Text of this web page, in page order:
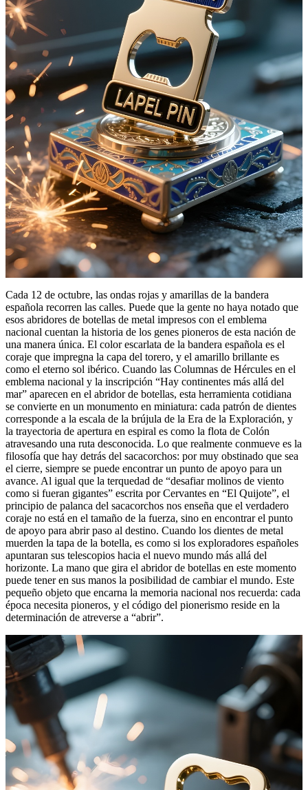
Cada 12 de octubre, las ondas rojas y amarillas de la bandera
española recorren las calles. Puede que la gente no haya notado que
esos abridores de botellas de metal impresos con el emblema
nacional cuentan la historia de los genes pioneros de esta nación de
una manera única. El color escarlata de la bandera española es el
coraje que impregna la capa del torero, y el amarillo brillante es
como el eterno sol ibérico. Cuando las Columnas de Hércules en el
emblema nacional y la inscripción “Hay continentes más allá del
mar” aparecen en el abridor de botellas, esta herramienta cotidiana
se convierte en un monumento en miniatura: cada patrón de dientes
corresponde a la escala de la brújula de la Era de la Exploración, y
la trayectoria de apertura en espiral es como la flota de Colón
atravesando una ruta desconocida. Lo que realmente conmueve es la
filosofía que hay detrás del sacacorchos: por muy obstinado que sea
el cierre, siempre se puede encontrar un punto de apoyo para un
avance. Al igual que la terquedad de “desafiar molinos de viento
como si fueran gigantes” escrita por Cervantes en “El Quijote”, el
principio de palanca del sacacorchos nos enseña que el verdadero
coraje no está en el tamaño de la fuerza, sino en encontrar el punto
de apoyo para abrir paso al destino. Cuando los dientes de metal
muerden la tapa de la botella, es como si los exploradores españoles
apuntaran sus telescopios hacia el nuevo mundo más allá del
horizonte. La mano que gira el abridor de botellas en este momento
puede tener en sus manos la posibilidad de cambiar el mundo. Este
pequeño objeto que encarna la memoria nacional nos recuerda: cada
época necesita pioneros, y el código del pionerismo reside en la
determinación de atreverse a “abrir”.